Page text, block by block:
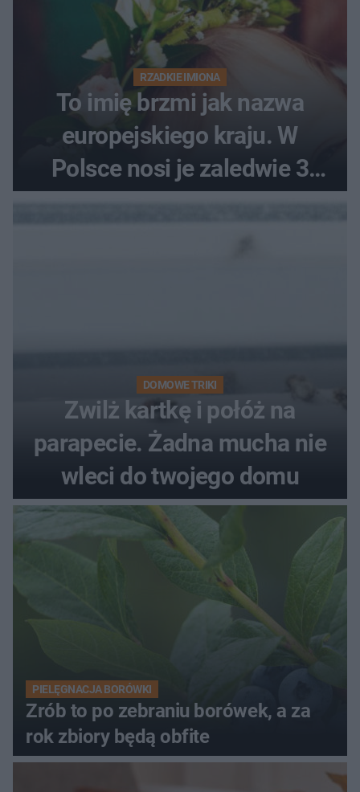
RZADKIE IMIONA
To imię brzmi jak nazwa
europejskiego kraju. W
Polsce nosi je zaledwie 3
kobiety
DOMOWE TRIKI
Zwilż kartkę i połóż na
parapecie. Żadna mucha nie
wleci do twojego domu
PIELĘGNACJA BORÓWKI
Zrób to po zebraniu borówek, a za
rok zbiory będą obfite